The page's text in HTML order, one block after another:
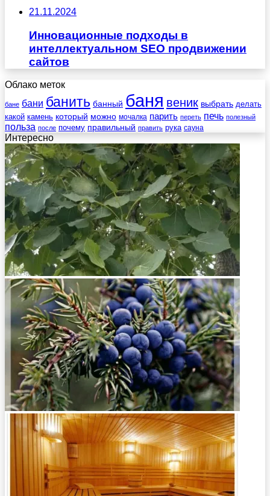
21.11.2024
Инновационные подходы в
интеллектуальном SEO продвижении
сайтов
Облако меток
бане бани банить банный баня веник выбрать делать
какой камень который можно мочалка парить переть печь полезный
польза после почему правильный править рука сауна
Интересно